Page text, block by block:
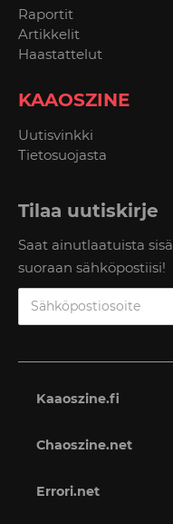
Raportit
Artikkelit
Haastattelut
KAAOSZINE
Uutisvinkki
Tietosuojasta
Tilaa uutiskirje
Saat ainutlaatuista
suoraan sähköpostiisi!
Kaaoszine.fi
Chaoszine.net
Errori.net